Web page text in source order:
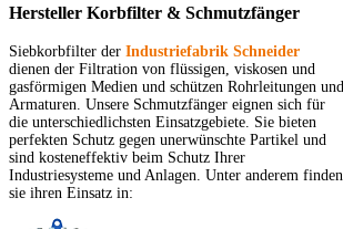
Hersteller Korbfilter & Schmutzfänger
Siebkorbfilter der Industriefabrik Schneider
dienen der Filtration von flüssigen, viskosen und
gasförmigen Medien und schützen Rohrleitungen und
Armaturen. Unsere Schmutzfänger eignen sich für
die unterschiedlichsten Einsatzgebiete. Sie bieten
perfekten Schutz gegen unerwünschte Partikel und
sind kosteneffektiv beim Schutz Ihrer
Industriesysteme und Anlagen. Unter anderem finden
sie ihren Einsatz in: